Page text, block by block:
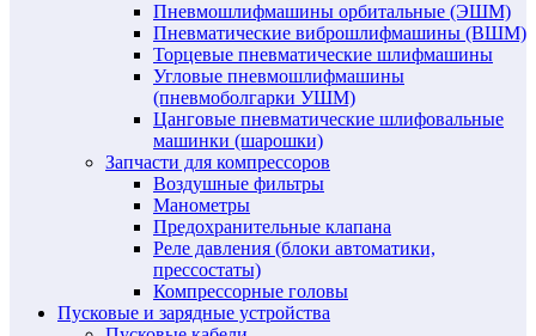
Пневмошлифмашины орбитальные (ЭШМ)
Пневматические виброшлифмашины (ВШМ)
Торцевые пневматические шлифмашины
Угловые пневмошлифмашины
(пневмоболгарки УШМ)
Цанговые пневматические шлифовальные
машинки (шарошки)
Запчасти для компрессоров
Воздушные фильтры
Манометры
Предохранительные клапана
Реле давления (блоки автоматики,
прессостаты)
Компрессорные головы
Пусковые и зарядные устройства